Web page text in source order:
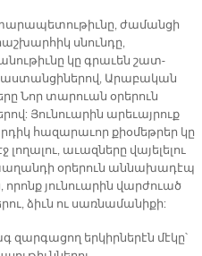
ժամանցի
սնունդը,
կը գրաւեն շատ-
Արաբական
Նոր տարուան օրերուն
Յունուարին արեւայրուք
հազարաւոր քիօմեթրեր կը
լողալու, աւազները վայելելու
օրերուն աննախադէպ
որոնք յունուարին վարժուած
ձիւն ու սառնամանիքի:
երկիրներէն մէկը՝